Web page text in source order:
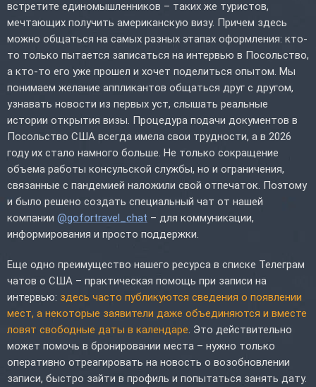
встретите единомышленников – таких же туристов,
мечтающих получить американскую визу. Причем здесь
можно общаться на самых разных этапах оформления: кто-
то только пытается записаться на интервью в Посольство,
а кто-то его уже прошел и хочет поделиться опытом. Мы
понимаем желание аппликантов общаться друг с другом,
узнавать новости из первых уст, слышать реальные
истории открытия визы. Процедура подачи документов в
Посольство США всегда имела свои трудности, а в 2026
году их стало намного больше. Не только сокращение
объема работы консульской службы, но и ограничения,
связанные с пандемией наложили свой отпечаток. Поэтому
и было решено создать специальный чат от нашей
компании @gofortravel_chat – для коммуникации,
информирования и просто поддержки.
Еще одно преимущество нашего ресурса в списке Телеграм
чатов о США – практическая помощь при записи на
интервью: здесь часто публикуются сведения о появлении
мест, а некоторые заявители даже объединяются и вместе
ловят свободные даты в календаре . Это действительно
может помочь в бронировании места – нужно только
оперативно отреагировать на новость о возобновлении
записи, быстро зайти в профиль и попытаться занять дату.